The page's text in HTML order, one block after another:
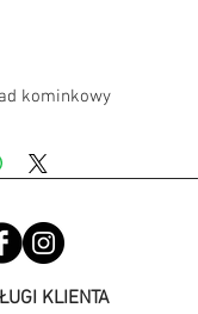
kominkowy
system
do góry. Ten
z bocznym
pełnego widoku
nierdzewnej
KLIENTA